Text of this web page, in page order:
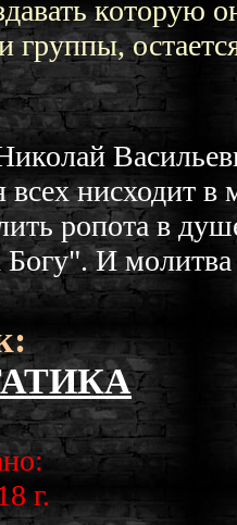
которую
группы,
нисходит в
ропота в
Богу". И молитва
г.